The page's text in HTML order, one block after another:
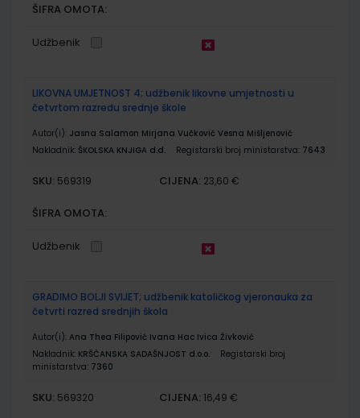
ŠIFRA OMOTA:
Udžbenik
LIKOVNA UMJETNOST 4; udžbenik likovne umjetnosti u
četvrtom razredu srednje škole
Autor(i): Jasna Salamon Mirjana Vučković Vesna Mišljenović
Nakladnik: ŠKOLSKA KNJIGA d.d. Registarski broj ministarstva: 7643
SKU: 569319 CIJENA: 23,60 €
ŠIFRA OMOTA:
Udžbenik
GRADIMO BOLJI SVIJET; udžbenik katoličkog vjeronauka za
četvrti razred srednjih škola
Autor(i): Ana Thea Filipović Ivana Hac Ivica Živković
Nakladnik: KRŠĆANSKA SADAŠNJOST d.o.o.
Registarski broj
ministarstva: 7360
SKU: 569320 CIJENA: 16,49 €